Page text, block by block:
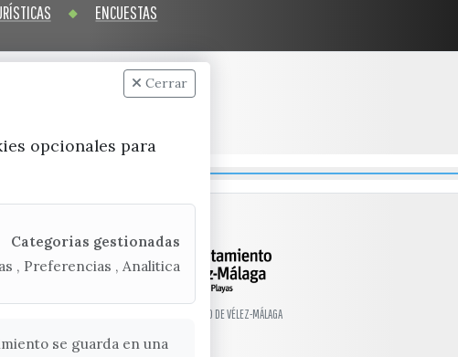
ENCUESTAS
© EXCMO. AYUNTAMIENTO DE VÉLEZ-MÁLAGA
Cerrar
opcionales para
Categorias gestionadas
, Preferencias , Analitica
se guarda en una